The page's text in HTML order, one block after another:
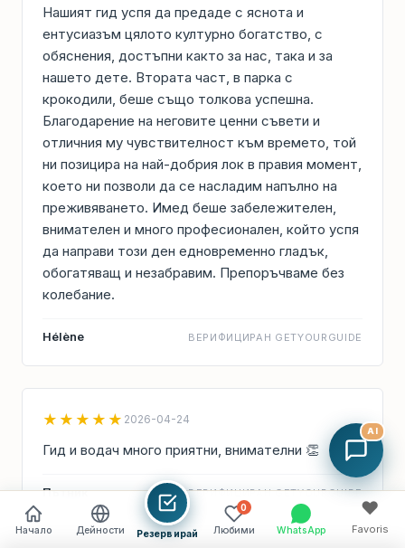
Нашият гид успя да предаде с яснота и
ентусиазъм цялото културно богатство, с
обяснения, достъпни както за нас, така и за
нашето дете. Втората част, в парка с
крокодили, беше също толкова успешна.
Благодарение на неговите ценни съвети и
отличния му чувствителност към времето, той
ни позицира на най-добрия лок в правия момент,
което ни позволи да се насладим напълно на
преживяването. Имед беше забележителен,
внимателен и много професионален, който успя
да направи този ден едновременно гладък,
обогатяващ и незабравим. Препоръчваме без
колебание.
Hélène ВЕРИФИЦИРАН GETYOURGUIDE
★★★★★ 2026-04-24
Гид и водач много приятни, внимателни 👏
Пътник ВЕРИФИЦИРАН GETYOURGUIDE
Начало Дейности Резервирай
0
Любими WhatsApp
♥
Favoris
AI